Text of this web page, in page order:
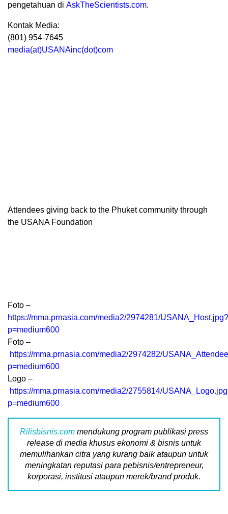
pengetahuan di AskTheScientists.com.
Kontak Media:
(801) 954-7645
media(at)USANAinc(dot)com
Attendees giving back to the Phuket community through
the USANA Foundation
Foto –
https://mma.prnasia.com/media2/2974281/USANA_Host.jpg?
p=medium600
Foto –
https://mma.prnasia.com/media2/2974282/
p=medium600
Logo –
https://mma.prnasia.com/media2/2755814/
p=medium600
Rilisbisnis.com mendukung program publikasi press
release di media khusus ekonomi & bisnis untuk
memulihankan citra yang kurang baik ataupun untuk
meningkatan reputasi para pebisnis/entrepreneur,
korporasi, institusi ataupun merek/brand produk.